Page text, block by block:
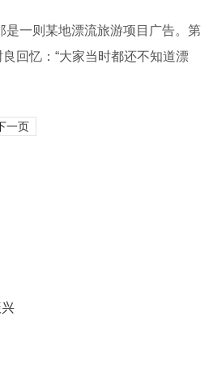
一则某地漂流旅游项目广告。第
回忆：“大家当时都还不知道漂
一页